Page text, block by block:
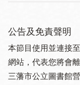
公告及免責聲明
本節目使用並連接
網站，代表您將會
三藩市公立圖書館